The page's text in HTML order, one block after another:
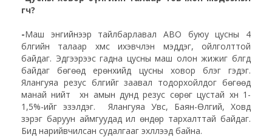
өгөөч?
-Маш энгийнээр тайлбарлавал ABO буюу цусны 4
бүлгийн талаар хүмүүс ихэвчлэн мэддэг, ойлголттой
байдаг. Эдгээрээс гадна цусны маш олон жижиг бүлгүүд
байдаг бөгөөд ерөнхийд цусны ховор бүлэг гэдэг.
Ялангуяа резус бүлгийг заавал тодорхойлдог бөгөөд
манай нийт хүн амын дунд резус сөрөг цустай хүн 1-
1,5%-ийг эзэлдэг. Ялангуяа Увс, Баян-Өлгий, Ховд
зэрэг баруун аймгуудад илүү өндөр тархалттай байдаг.
Бид нарийвчилсан судалгааг эхлүүлээд байна.